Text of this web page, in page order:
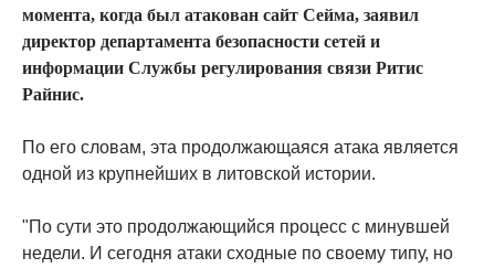
момента, когда был атакован сайт Сейма, заявил
директор департамента безопасности сетей и
информации Службы регулирования связи Ритис
Райнис.
По его словам, эта продолжающаяся атака является
одной из крупнейших в литовской истории.
"По сути это продолжающийся процесс с минувшей
недели. И сегодня атаки сходные по своему типу, но